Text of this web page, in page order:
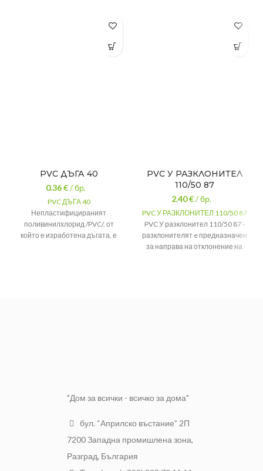
PVC ДЪГА 40
0.36€/ бр.
PVC ДЪГА 40
Непластифицираният
поливинилхлорид /PVC/, от
който е изработена дъгата, е
PVC У РАЗКЛОНИТЕЛ
110/50 87
2.40€/ бр.
PVC У РАЗКЛОНИТЕЛ 110/50 87
PVC У разклонител 110/50 87 -
разклонителят e предназначен
за направа на отклонение на
"Дом за всички - всичко за дома"
бул. “Априлско въстание” 2П
7200 Западна промишлена зона,
Разград, България